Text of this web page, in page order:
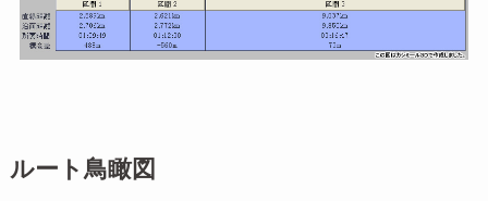
ルート鳥瞰図